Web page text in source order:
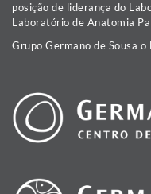
posição de liderança do
Laboratório de Anatomia
Grupo Germano de Sousa